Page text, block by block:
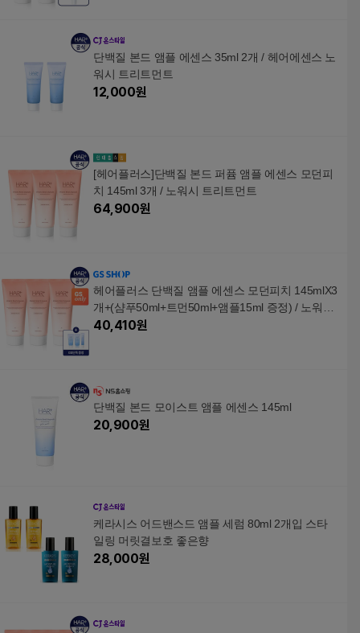
단백질 본드 앰플 에센스 35ml 2개 / 헤어에센스 노
워시 트리트먼트
12,000원
[헤어플러스]단백질 본드 퍼퓸 앰플 에센스 모던피
치 145ml 3개 / 노워시 트리트먼트
64,900원
헤어플러스 단백질 앰플 에센스 모던피치 145mlX3
개+(샴푸50ml+트먼50ml+앰플15ml 증정) / 노워시
트리트먼트 퍼퓸에센스
40,410원
단백질 본드 모이스트 앰플 에센스 145ml
20,900원
케라시스 어드밴스드 앰플 세럼 80ml 2개입 스타
일링 머릿결보호 좋은향
28,000원